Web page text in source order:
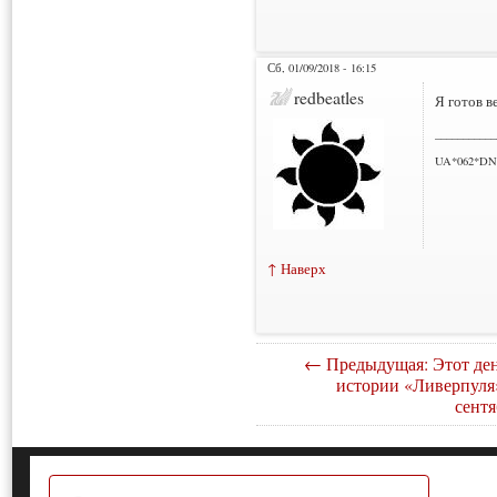
Сб, 01/09/2018 - 16:15
redbeatles Я готов
UA*062*DN
↑ Наверх
← Предыдущая: Этот
истории